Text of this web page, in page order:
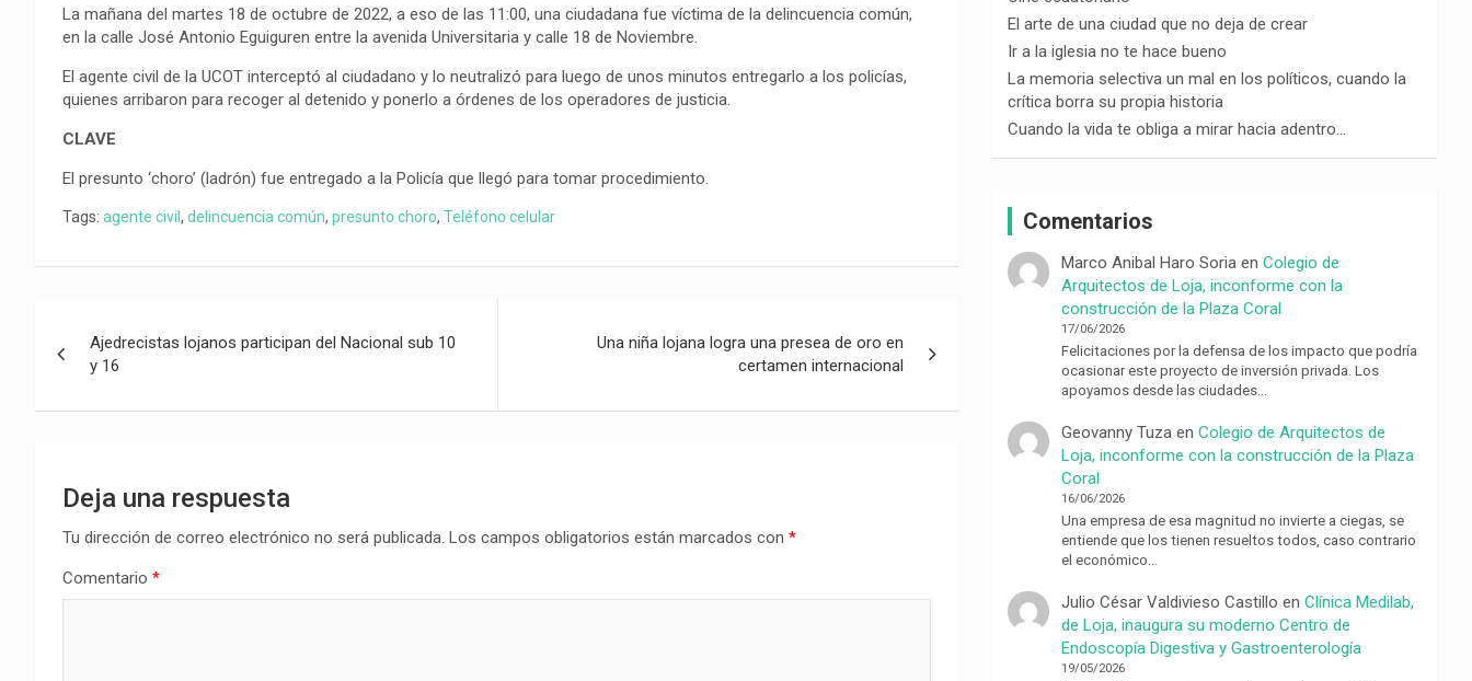
La mañana del martes 18 de octubre de 2022, a eso de las 11:00, una ciudadana fue víctima de la delincuencia común,
en la calle José Antonio Eguiguren entre la avenida Universitaria y calle 18 de Noviembre.
El agente civil de la UCOT interceptó al ciudadano y lo neutralizó para luego de unos minutos entregarlo a los policías,
quienes arribaron para recoger al detenido y ponerlo a órdenes de los operadores de justicia.
CLAVE
El presunto ‘choro’ (ladrón) fue entregado a la Policía que llegó para tomar procedimiento.
Tags: agente civil , delincuencia común, presunto choro, Teléfono celular
de
entradas
Ajedrecistas lojanos participan del Nacional sub 10
y 16
Una niña lojana logra una presea de oro en
certamen internacional
Deja una respuesta
Tu dirección de correo electrónico no será publicada. Los campos obligatorios están marcados con *
Comentario *
El arte de una ciudad que no deja de crear
Ir a la iglesia no te hace bueno
La memoria selectiva un mal en los políticos, cuando la
crítica borra su propia historia
Cuando la vida te obliga a mirar hacia adentro…
Comentarios
Marco Anibal Haro Soria enColegio de
Arquitectos de Loja, inconforme con la
construcción de la Plaza Coral
17/06/2026
Felicitaciones por la defensa de los impacto que podría
ocasionar este proyecto de inversión privada. Los
apoyamos desde las ciudades…
Geovanny Tuza enColegio de Arquitectos de
Loja, inconforme con la construcción de la Plaza
Coral
16/06/2026
Una empresa de esa magnitud no invierte a ciegas, se
entiende que los tienen resueltos todos, caso contrario
el económico…
Julio César Valdivieso Castillo enClínica Medilab,
de Loja, inaugura su moderno Centro de
Endoscopía Digestiva y Gastroenterología
19/05/2026